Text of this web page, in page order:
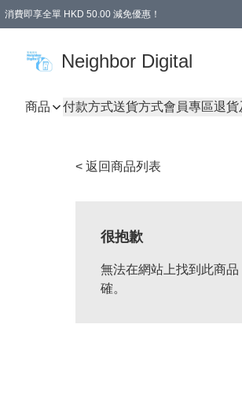
消費即享全單 HKD 50.00 減免優惠！
Neighbor Digital
商品 付款方式送貨方式會員專區退貨
< 返回商品列表
很抱歉
無法在網站上找到此商
確。